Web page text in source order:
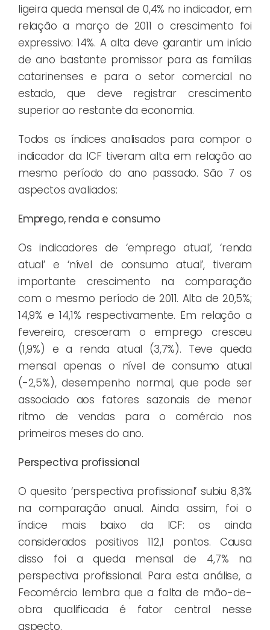
ligeira queda mensal de 0,4% no indicador, em
relação a março de 2011 o crescimento foi
expressivo: 14%. A alta deve garantir um início
de ano bastante promissor para as famílias
catarinenses e para o setor comercial no
estado, que deve registrar crescimento
superior ao restante da economia.
Todos os índices analisados para compor o
indicador da ICF tiveram alta em relação ao
mesmo período do ano passado. São 7 os
aspectos avaliados:
Emprego, renda e consumo
Os indicadores de ‘emprego atual’, ‘renda
atual’ e ‘nível de consumo atual’, tiveram
importante crescimento na comparação
com o mesmo período de 2011. Alta de 20,5%;
14,9% e 14,1% respectivamente. Em relação a
fevereiro, cresceram o emprego cresceu
(1,9%) e a renda atual (3,7%). Teve queda
mensal apenas o nível de consumo atual
(-2,5%), desempenho normal, que pode ser
associado aos fatores sazonais de menor
ritmo de vendas para o comércio nos
primeiros meses do ano.
Perspectiva profissional
O quesito ‘perspectiva profissional’ subiu 8,3%
na comparação anual. Ainda assim, foi o
índice mais baixo da ICF: os ainda
considerados positivos 112,1 pontos. Causa
disso foi a queda mensal de 4,7% na
perspectiva profissional. Para esta análise, a
Fecomércio lembra que a falta de mão-de-
obra qualificada é fator central nesse
aspecto.